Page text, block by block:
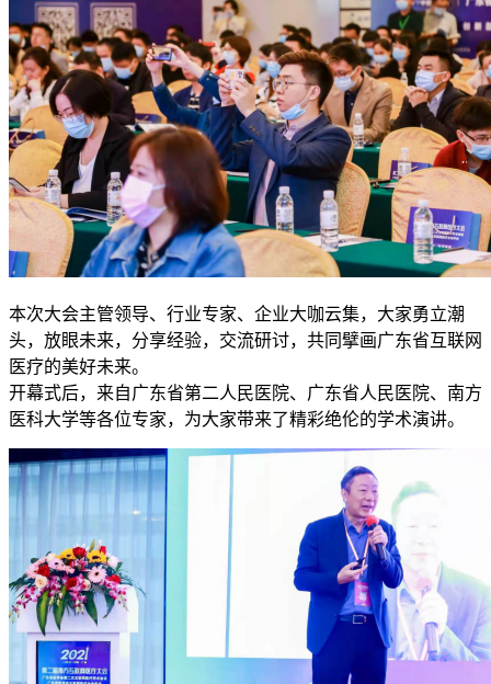
本次大会主管领导、行业专家、企业大咖云集，大家勇立潮
头，放眼未来，分享经验，交流研讨，共同擘画广东省互联网
医疗的美好未来。
开幕式后，来自广东省第二人民医院、广东省人民医院、南方
医科大学等各位专家，为大家带来了精彩绝伦的学术演讲。